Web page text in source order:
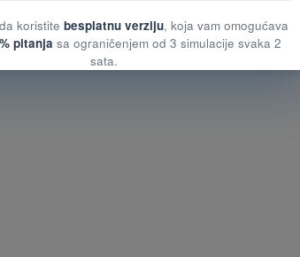
koristite besplatnu verziju, koja vam omogućava
pitanja sa ograničenjem od 3 simulacije svaka 2
sata.